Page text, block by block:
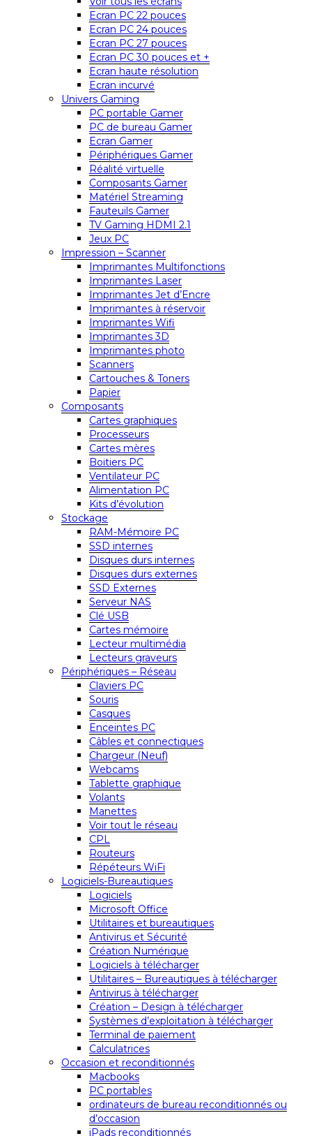
Ecran PC 22 pouces
Ecran PC 24 pouces
Ecran PC 27 pouces
Ecran PC 30 pouces et +
Ecran haute résolution
Ecran incurvé
Univers Gaming
PC portable Gamer
PC de bureau Gamer
Ecran Gamer
Périphériques Gamer
Réalité virtuelle
Composants Gamer
Matériel Streaming
Fauteuils Gamer
TV Gaming HDMI 2.1
Jeux PC
Impression – Scanner
Imprimantes Multifonctions
Imprimantes Laser
Imprimantes Jet d’Encre
Imprimantes à réservoir
Imprimantes Wifi
Imprimantes 3D
Imprimantes photo
Scanners
Cartouches & Toners
Papier
Composants
Cartes graphiques
Processeurs
Cartes mères
Boitiers PC
Ventilateur PC
Alimentation PC
Kits d’évolution
Stockage
RAM-Mémoire PC
SSD internes
Disques durs internes
Disques durs externes
SSD Externes
Serveur NAS
Clé USB
Cartes mémoire
Lecteur multimédia
Lecteurs graveurs
Périphériques – Réseau
Claviers PC
Souris
Casques
Enceintes PC
Câbles et connectiques
Chargeur (Neuf)
Webcams
Tablette graphique
Volants
Manettes
Voir tout le réseau
CPL
Routeurs
Répéteurs WiFi
Logiciels-Bureautiques
Logiciels
Microsoft Office
Utilitaires et bureautiques
Antivirus et Sécurité
Création Numérique
Logiciels à télécharger
Utilitaires – Bureautiques à télécharger
Antivirus à télécharger
Création – Design à télécharger
Systèmes d’exploitation à télécharger
Terminal de paiement
Calculatrices
Occasion et reconditionnés
Macbooks
PC portables
ordinateurs de bureau reconditionnés ou
d’occasion
iPads reconditionnés